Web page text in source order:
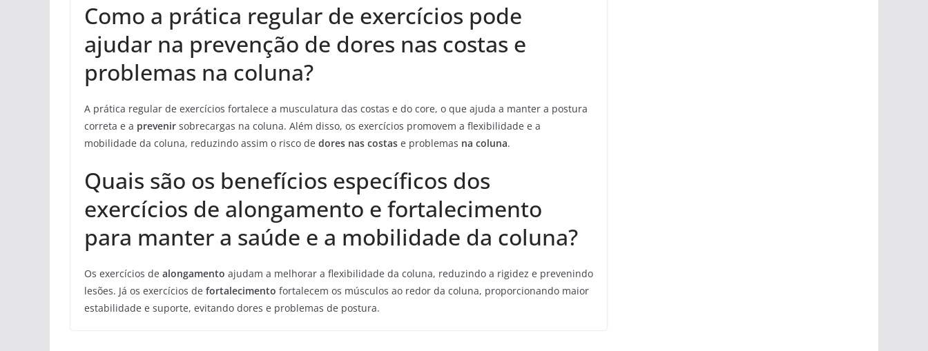
Como a prática regular de exercícios pode
ajudar na prevenção de dores nas costas e
problemas na coluna?
A prática regular de exercícios fortalece a musculatura das costas e do core, o que ajuda a manter a postura
correta e a prevenir sobrecargas na coluna. Além disso, os exercícios promovem a flexibilidade e a
mobilidade da coluna, reduzindo assim o risco de dores nas costas e problemas na coluna.
Quais são os benefícios específicos dos
exercícios de alongamento e fortalecimento
para manter a saúde e a mobilidade da coluna?
Os exercícios de alongamento ajudam a melhorar a flexibilidade da coluna, reduzindo a rigidez e prevenindo
lesões. Já os exercícios de fortalecimento fortalecem os músculos ao redor da coluna, proporcionando maior
estabilidade e suporte, evitando dores e problemas de postura.